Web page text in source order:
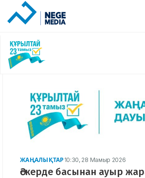
ЖАҢАЛЫҚТАР 10:30, 28 Мамыр 2026
Әскерде басынан ауыр